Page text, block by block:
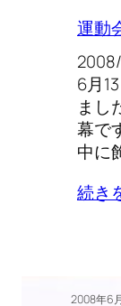
運動
6月
まし
幕で
中に
続き
2008年6